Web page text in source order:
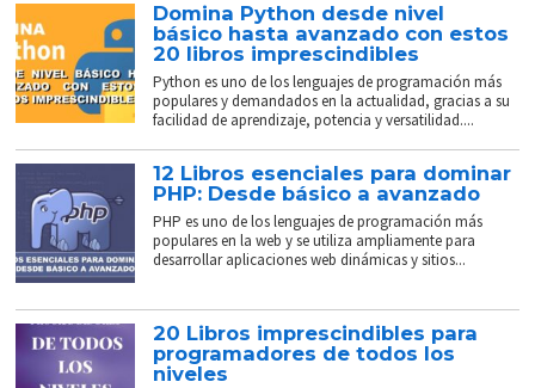
Domina Python desde nivel
básico hasta avanzado con estos
20 libros imprescindibles
Python es uno de los lenguajes de programación más
populares y demandados en la actualidad, gracias a su
facilidad de aprendizaje, potencia y versatilidad....
12 Libros esenciales para dominar
PHP: Desde básico a avanzado
PHP es uno de los lenguajes de programación más
populares en la web y se utiliza ampliamente para
desarrollar aplicaciones web dinámicas y sitios...
20 Libros imprescindibles para
programadores de todos los
niveles